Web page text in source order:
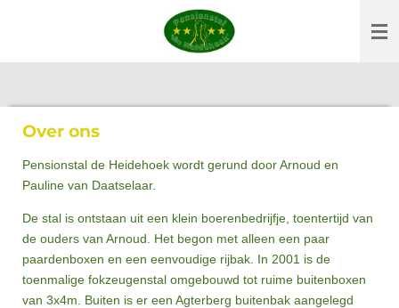
Over ons
Pensionstal de Heidehoek wordt gerund door Arnoud en
Pauline van Daatselaar.
De stal is ontstaan uit een klein boerenbedrijfje, toentertijd van
de ouders van Arnoud. Het begon met alleen een paar
paardenboxen en een eenvoudige rijbak. In 2001 is de
toenmalige fokzeugenstal omgebouwd tot ruime buitenboxen
van 3x4m. Buiten is er een Agterberg buitenbak aangelegd